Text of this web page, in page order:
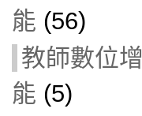
能 (56)
教師數位增
能 (5)